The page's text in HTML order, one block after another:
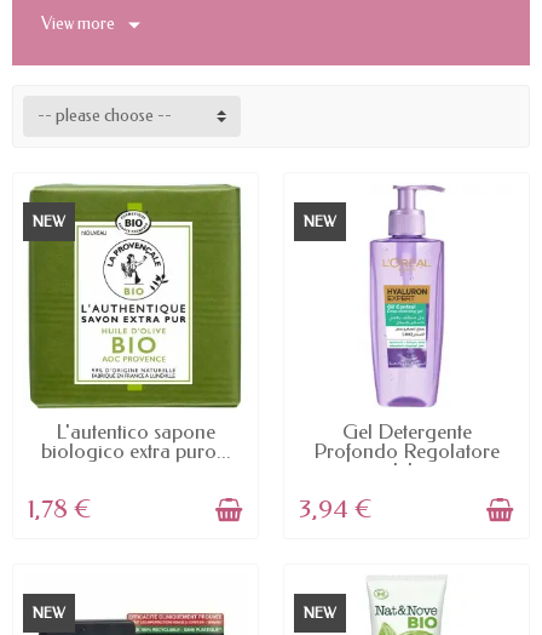
View more
-- please choose --
NEW
AVAILABLE
L'autentico sapone
biologico extra puro...
1,78 €
NEW
AVAILABLE
Gel Detergente
Profondo Regolatore
del...
3,94 €
NEW NEW